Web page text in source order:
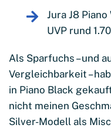
Jura J8
UVP rund
Als Sparfuchs – und
Vergleichbarkeit –
in Piano Black
nicht meinen
Silver-Modell als